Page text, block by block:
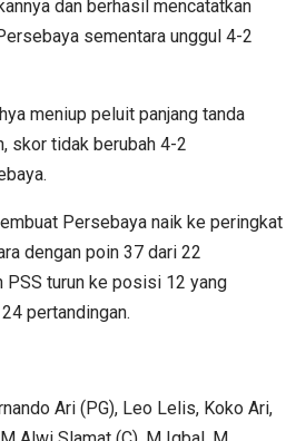
dan berhasil mencatatkan
sementara unggul 4-2
meniup peluit panjang tanda
skor tidak berubah 4-2
Persebaya naik ke peringkat
dengan poin 37 dari 22
PSS turun ke posisi 12 yang
pertandingan.
Ari (PG), Leo Lelis, Koko Ari,